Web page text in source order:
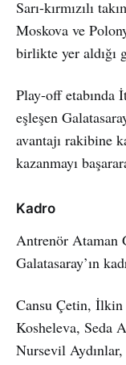
Sarı-kırmızılı
Moskova ve
birlikte yer aldığı
Play-off etabında
eşleşen
avantajı rakibine
kazanmayı
Kadro
Antrenör Ataman
Galatasaray’ın
Cansu Çetin, İlkin
Kosheleva, Seda
Nursevil